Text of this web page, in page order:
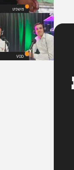
משפט